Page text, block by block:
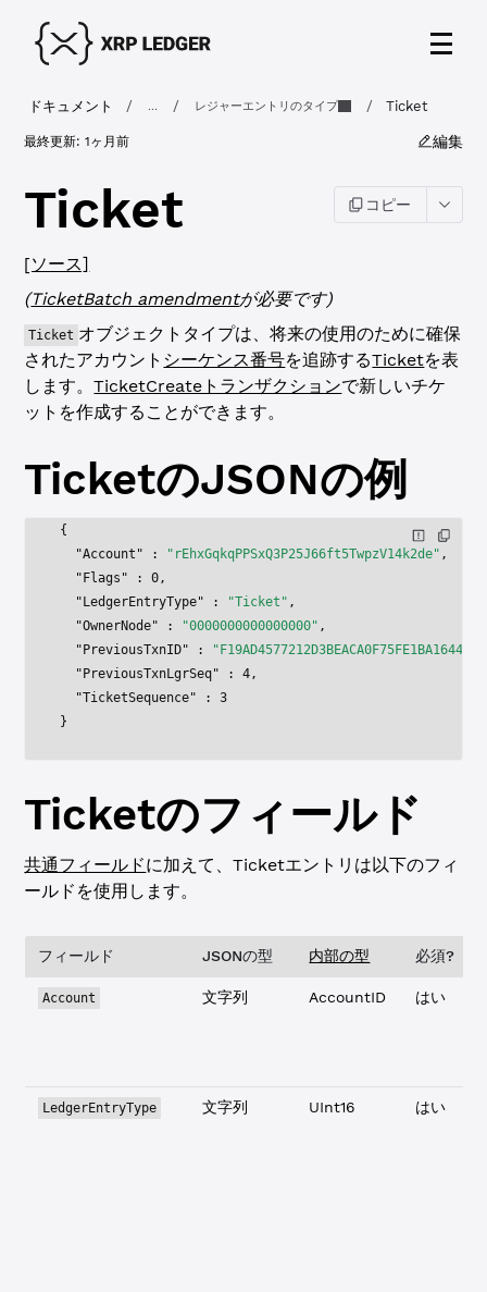
ドキュメント / / レジャーエントリのタイプ / Ticket
最終更新:1ヶ月前 編集
Ticket コピー
[ソース]
(TicketBatch amendmentが必要です)
Ticket オブジェクトタイプは、将来の使用のために確保
されたアカウント シーケンス番号を追跡するTicketを表
します。TicketCreateトランザクションで新しいチケ
ットを作成することができます。
TicketのJSONの例
{
  "Account"
: "rEhxGqkqPPSxQ3P25J66ft5TwpzV14k2de" ,
  "Flags"
: 0,
  "LedgerEntryType"
: "Ticket" ,
  "OwnerNode"
: "0000000000000000" ,
  "PreviousTxnID"
:
  "PreviousTxnLgrSeq"
: 4,
  "TicketSequence"
: 3
}
Ticketのフィールド
共通フィールドに加えて、Ticketエントリは以下のフィ
ールドを使用します。
フィールド JSONの型 内部の型 必須?
Account 文字列 AccountID はい
LedgerEntryType 文字列 UInt16 はい